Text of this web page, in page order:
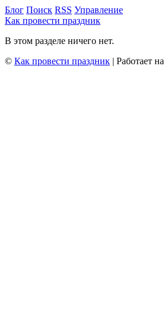
Блог Поиск RSS Управление
Как провести праздник
В этом разделе ничего нет.
© Как провести праздник | Работает на